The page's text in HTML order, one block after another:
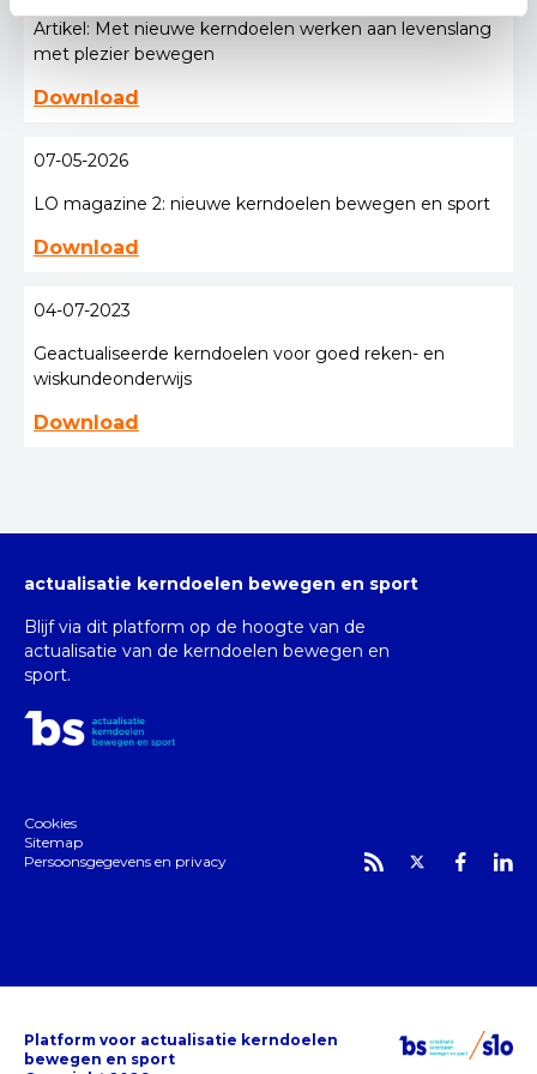
Artikel: Met nieuwe kerndoelen werken aan levenslang
met plezier bewegen
Download
07-05-2026
LO magazine 2: nieuwe kerndoelen bewegen en sport
Download
04-07-2023
Geactualiseerde kerndoelen voor goed reken- en
wiskundeonderwijs
Download
actualisatie kerndoelen bewegen en sport
Blijf via dit platform op de hoogte van de
actualisatie van de kerndoelen bewegen en
sport.
Cookies
Sitemap
Persoonsgegevens en privacy
Platform voor actualisatie kerndoelen
bewegen en sport